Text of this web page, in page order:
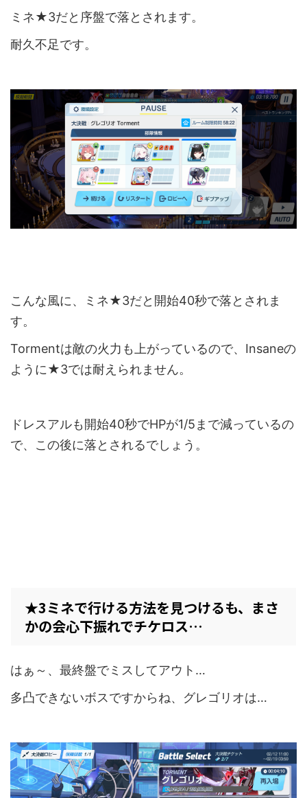
ミネ★3だと序盤で落とされます。
耐久不足です。
こんな風に、ミネ★3だと開始40秒で落とされま
す。
Tormentは敵の火力も上がっているので、Insaneの
ように★3では耐えられません。
ドレスアルも開始40秒でHPが1/5まで減っているの
で、この後に落とされるでしょう。
★3ミネで行ける方法を見つけるも、まさ
かの会心下振れでチケロス…
はぁ～、最終盤でミスしてアウト…
多凸できないボスですからね、グレゴリオは…